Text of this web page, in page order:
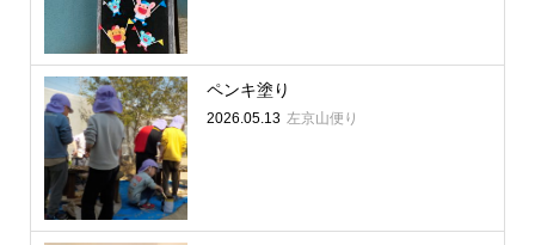
ペンキ塗り
2026.05.13 左京山便り